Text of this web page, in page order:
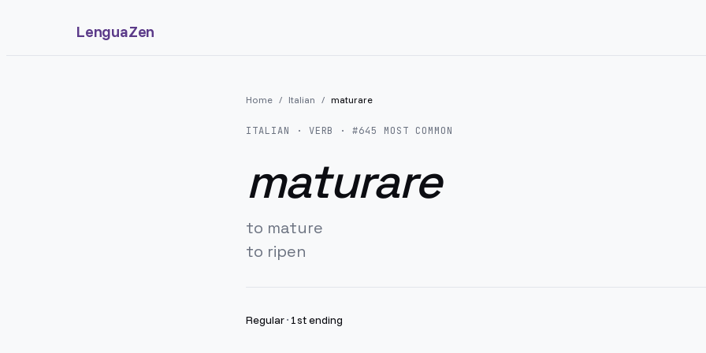
LenguaZen
Home / Italian / maturare
ITALIAN · VERB · #645 MOST COMMON
maturare
to mature
to ripen
Regular· 1st ending